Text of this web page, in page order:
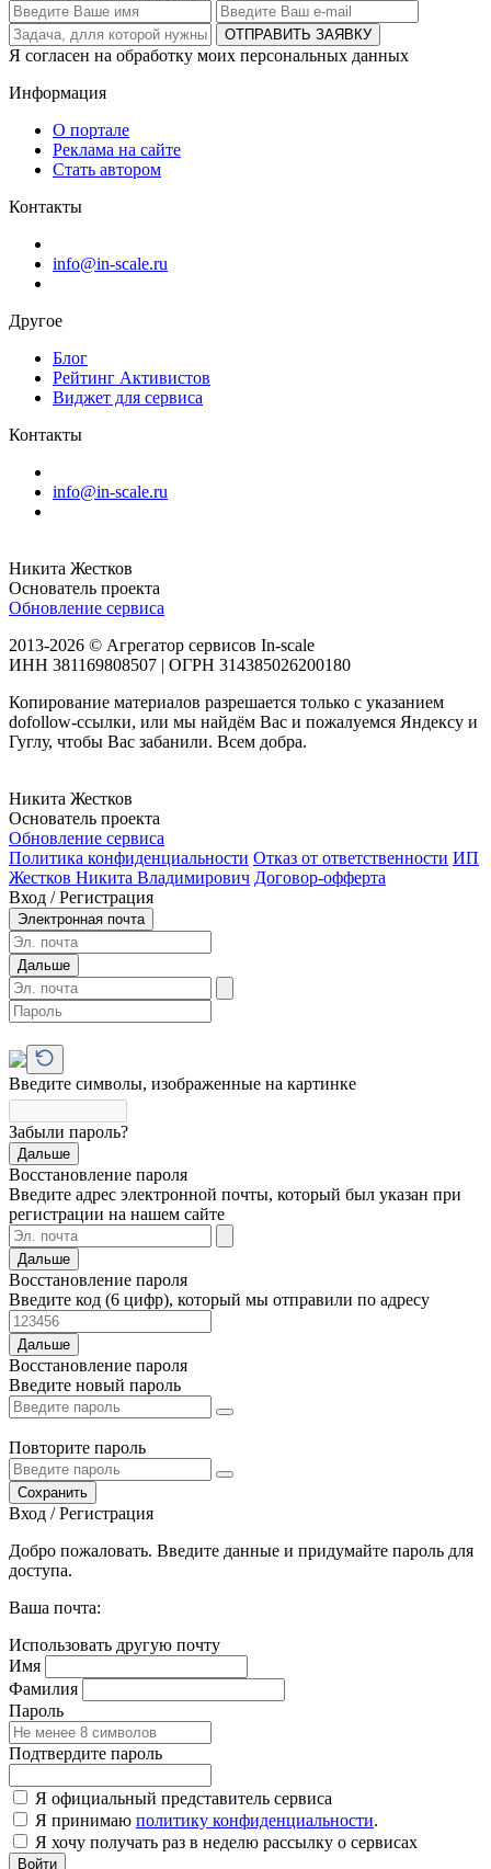
ОТПРАВИТЬ ЗАЯВКУ
Я согласен на обработку моих персональных данных
Информация
О портале
Реклама на сайте
Стать автором
Контакты
info@in-scale.ru
Другое
Блог
Рейтинг Активистов
Виджет для сервиса
Контакты
info@in-scale.ru
Никита Жестков
Основатель проекта
Обновление сервиса
2013-2026 © Агрегатор сервисов In-scale
ИНН 381169808507 | ОГРН 314385026200180
Копирование материалов разрешается только с указанием
dofollow-ссылки, или мы найдём Вас и пожалуемся Яндексу и
Гуглу, чтобы Вас забанили. Всем добра.
Никита Жестков
Основатель проекта
Обновление сервиса
Политика конфиденциальности Отказ от ответственности ИП
Жестков Никита Владимирович Договор-офферта
Вход / Регистрация
Электронная почта
Дальше
Введите символы, изображенные на картинке
Забыли пароль?
Дальше
Восстановление пароля
Введите адрес электронной почты, который был указан при
регистрации на нашем сайте
Дальше
Восстановление пароля
Введите код (6 цифр), который мы отправили по адресу
Дальше
Восстановление пароля
Введите новый пароль
Повторите пароль
Сохранить
Вход / Регистрация
Добро пожаловать. Введите данные и придумайте пароль для
доступа.
Ваша почта:
Использовать другую почту
Имя
Фамилия
Пароль
Подтвердите пароль
Я официальный представитель сервиса
Я принимаю политику конфиденциальности.
Я хочу получать раз в неделю рассылку о сервисах
Войти